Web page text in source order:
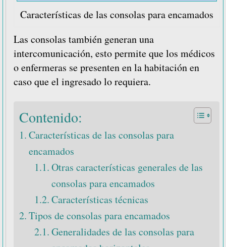
Características de las consolas para encamados
Las consolas también generan una
intercomunicación, esto permite que los médicos
o enfermeras se presenten en la habitación en
caso que el ingresado lo requiera.
Contenido:
Características de las consolas para
encamados
Otras características generales de las
consolas para encamados
Características técnicas
Tipos de consolas para encamados
Generalidades de las consolas para